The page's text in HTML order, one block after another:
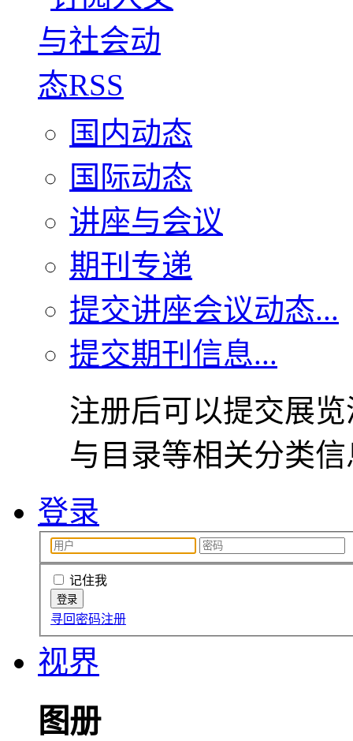
国内动态
国际动态
讲座与会议
期刊专递
提交讲座会议动态...
提交期刊信息...
注册后可以提交展
与目录等相关分类
登录
记住我
寻回密码注册
视界
图册